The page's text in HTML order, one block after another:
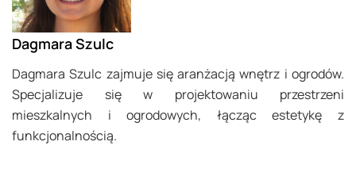
Dagmara Szulc
Dagmara Szulc zajmuje się aranżacją wnętrz i ogrodów.
Specjalizuje się w projektowaniu przestrzeni
mieszkalnych i ogrodowych, łącząc estetykę z
funkcjonalnością.